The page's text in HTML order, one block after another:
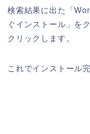
検索結果に出た「
ぐインストール」を
クリックします。
これでインストール